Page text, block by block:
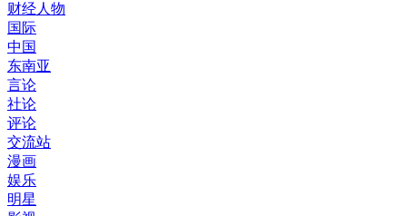
财经人物
国际
中国
东南亚
言论
社论
评论
交流站
漫画
娱乐
明星